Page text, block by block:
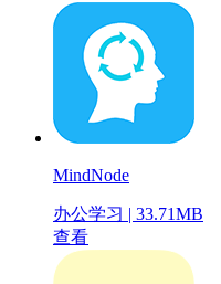
MindNode
办公学习 | 33.71MB
查看